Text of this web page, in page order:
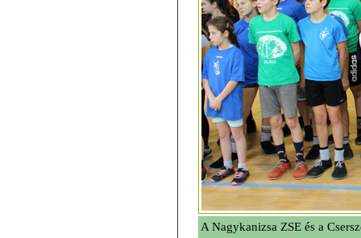
A Nagykanizsa ZSE és a